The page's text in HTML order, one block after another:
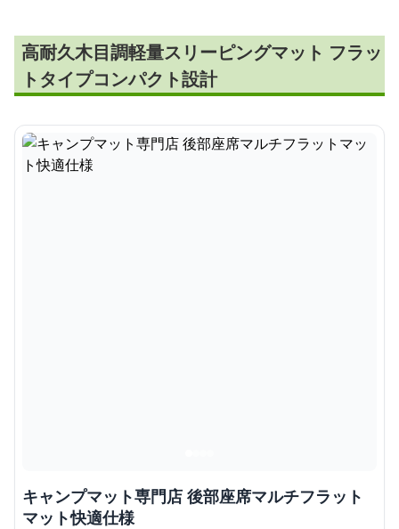
高耐久木目調軽量スリーピングマット フラッ
トタイプコンパクト設計
キャンプマット専門店 後部座席マルチフラット
マット快適仕様